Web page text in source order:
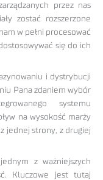
przez nas
zostać rozszerzone
w pełni procesować
się do ich
i dystrybucji
Pana zdaniem wybór
systemu
na wysokość marży
jednej strony, z drugiej
z ważniejszych
Kluczowe jest tutaj